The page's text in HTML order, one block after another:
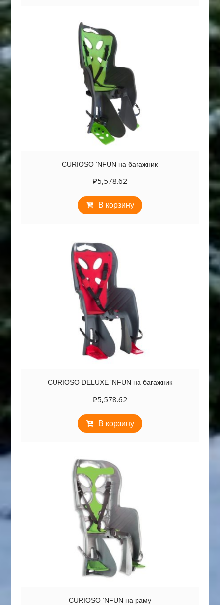
CURIOSO ‘NFUN на багажник
₽5,578.62
В корзину
CURIOSO DELUXE ‘NFUN на багажник
₽5,578.62
В корзину
CURIOSO ‘NFUN на раму